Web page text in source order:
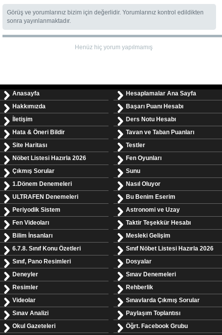
Görüş ve yorumlarınız bizim için değerlidir. Yorumlarınız kontrol edildikten
sonra yayınlanmaktadır.
Henüz hiç yorum yapılmamış
Anasayfa
Hakkımızda
İletişim
Hata & Öneri Bildir
Site Haritası
Nöbet Listesi Hazırla 2026
Çıkmış Sorular
1.Dönem Denemeleri
ULTRAFEN Denemeleri
Periyodik Sistem
Fen Videoları
Bilim İnsanları
6.7.8. Sınıf Konu Özetleri
Sınıf, Pano Resimleri
Deneyler
Resimler
Videolar
Sınav Analizi
Okul Gazeteleri
Hesaplamalar Ana Sayfa
Başarı Puanı Hesabı
Ders Notu Hesabı
Tavan ve Taban Puanları
Testler
Fen Oyunları
Sunu
Nasıl Oluyor
Bu Benim Eserim
Astronomi ve Uzay
Taktir Teşekkür Hesabı
Mesleki Gelişim
Sınıf Nöbet Listesi Hazırla 2026
Dosyalar
Sınav Denemeleri
Rehberlik
Sınavlarda Çıkmış Sorular
Paylaşım Toplantısı
Öğrt. Facebook Grubu